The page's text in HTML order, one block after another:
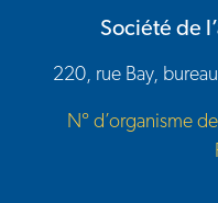
Société de
220, rue Bay,
N° d’organisme